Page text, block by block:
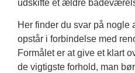
udskifte et ældre
Her finder du svar på nogle
opstår i forbindelse med
Formålet er at give et klart
de vigtigste forhold, man